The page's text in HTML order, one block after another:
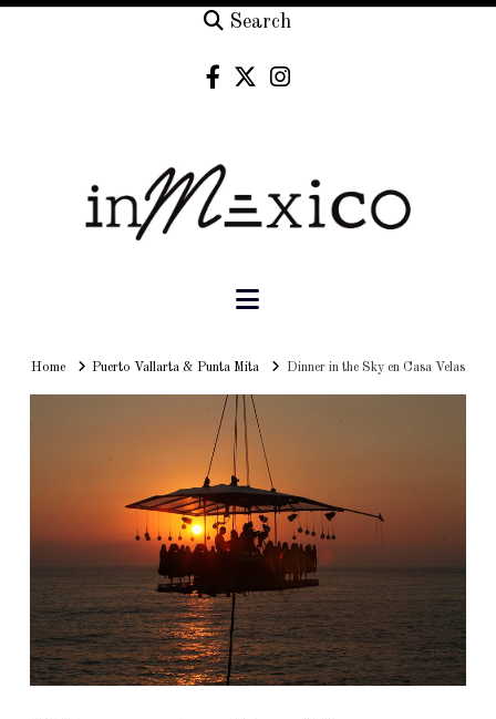
Search
Navigation
HomeHomePuerto Vallarta & Punta Mita Dinner in the Sky en Casa Velas